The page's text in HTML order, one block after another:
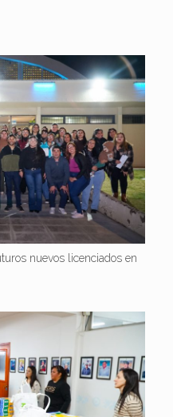
nuevos licenciados en